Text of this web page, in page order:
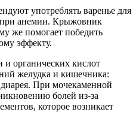
употреблять варенье для
при анемии. Крыжовник
же помогает победить
эффекту.
и органических кислот
желудка и кишечника:
диарея. При мочекаменной
болей из-за
которое возникает